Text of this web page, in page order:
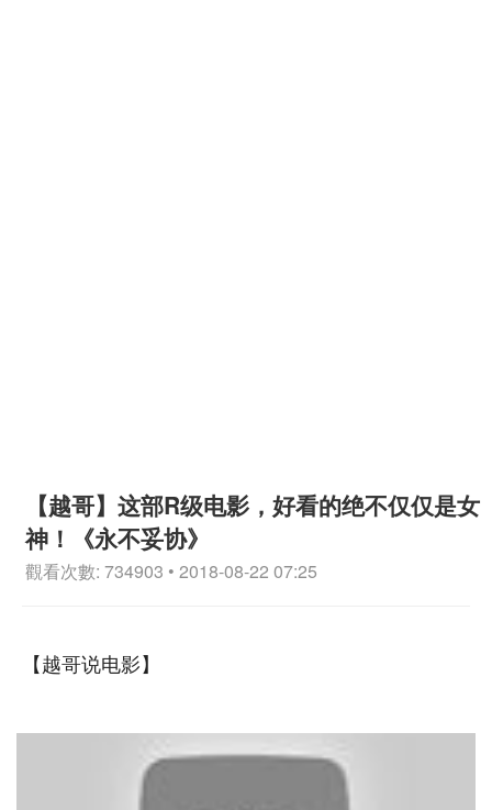
【越哥】这部R级电影，好看的绝不仅仅是女
神！《永不妥协》
觀看次數: 734903 • 2018-08-22 07:25
【越哥说电影】